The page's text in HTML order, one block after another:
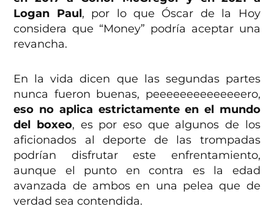
Logan Paul, por lo que Óscar de la Hoy
considera que “Money” podría aceptar una
revancha.
En la vida dicen que las segundas partes
nunca fueron buenas, peeeeeeeeeeeeeero,
eso no aplica estrictamente en el mundo
del boxeo, es por eso que algunos de los
aficionados al deporte de las trompadas
podrían disfrutar este enfrentamiento,
aunque el punto en contra es la edad
avanzada de ambos en una pelea que de
verdad sea contendida.